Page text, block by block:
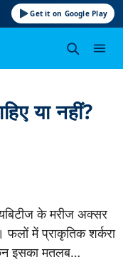
Get it on Google Play
या नहीं?
के मरीज अक्सर
में प्राकृतिक शर्करा
इसका मतलब…